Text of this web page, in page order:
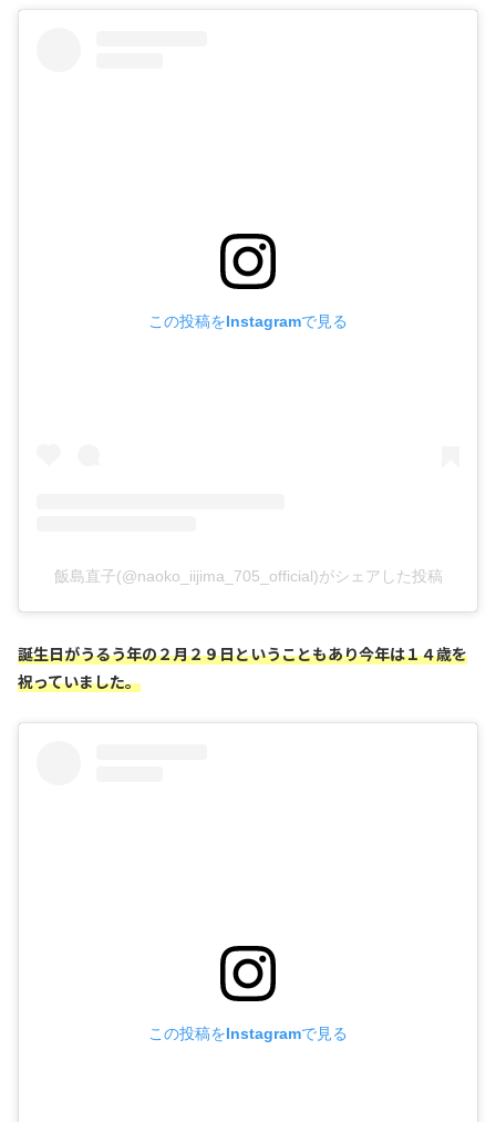
この投稿をInstagramで見る
飯島直子(@naoko_iijima_705_official)がシェアした投稿
誕生日がうるう年の２月２９日ということもあり今年は１４歳を
祝っていました。
この投稿をInstagramで見る